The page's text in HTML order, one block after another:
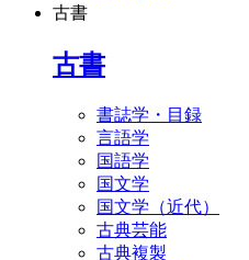
古書
古書
書誌学・目録
言語学
国語学
国文学
国文学（近代）
古典芸能
古典複製